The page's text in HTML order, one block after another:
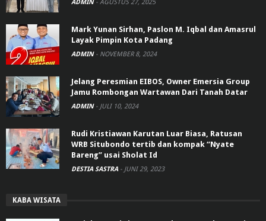
ADMIN - AGUSTUS 27, 2025
Mark Yunan Sirhan, Paslon M. Iqbal dan Amasrul
Layak Pimpin Kota Padang
ADMIN - NOVEMBER 8, 2024
Jelang Peresmian EIBOS, Owner Emersia Group
Jamu Rombongan Wartawan Dari Tanah Datar
ADMIN - JULI 10, 2024
Rudi Kristiawan Karutan Luar Biasa, Ratusan
WRB Situbondo tertib dan kompak “Nyate
Bareng” usai Sholat Id
DESTIA SASTRA - JUNI 29, 2023
KABA WISATA